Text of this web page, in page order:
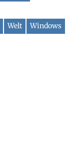
Welt Windows